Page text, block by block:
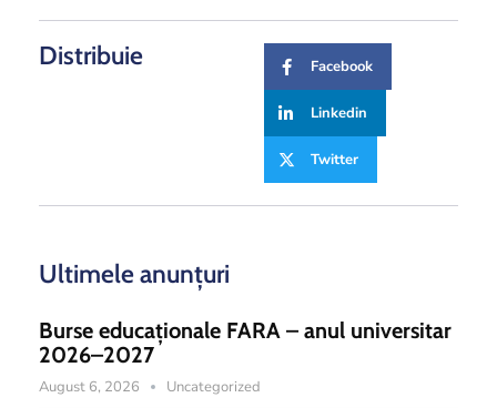
Distribuie Facebook
Linkedin
Twitter
Ultimele anunțuri
Burse educaționale FARA – anul universitar
2026–2027
August 6, 2026 Uncategorized